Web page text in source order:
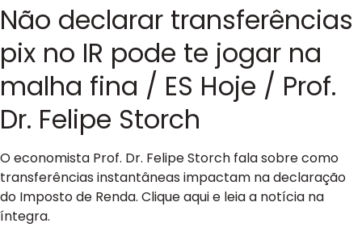
Não declarar transferências
pix no IR pode te jogar na
malha fina / ES Hoje / Prof.
Dr. Felipe Storch
O economista Prof. Dr. Felipe Storch fala sobre como
transferências instantâneas impactam na declaração
do Imposto de Renda. Clique aqui e leia a notícia na
íntegra.